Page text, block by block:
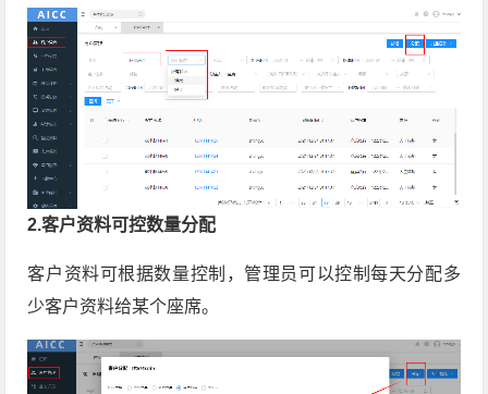
2.客户资料可控数量分配
客户资料可根据数量控制，管理员可以控制每天分配多
少客户资料给某个座席。